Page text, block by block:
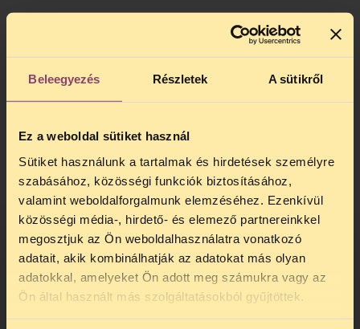
Beleegyezés Részletek A sütikről
Ez a weboldal sütiket használ
Sütiket használunk a tartalmak és hirdetések személyre
szabásához, közösségi funkciók biztosításához,
valamint weboldalforgalmunk elemzéséhez. Ezenkívül
közösségi média-, hirdető- és elemező partnereinkkel
megosztjuk az Ön weboldalhasználatra vonatkozó
adatait, akik kombinálhatják az adatokat más olyan
adatokkal, amelyeket Ön adott meg számukra vagy az
Ön által használt más szolgáltatásokból gyűjtöttek.
A fenti kimerítő és látszólag kielégítő
szabályrendszer ellenére a kormány előtt,
illetve a minisztériumban zajló jogszabály-
előkészítés kevésbé transzparens, mint a
áttekinthető eljárás során
előkészítés folyamatába, hiszen az esetek
jelentős részében a tárca-előkészítés
döntően kihat a törvény végleges
formájára, ugyanakkor a jogalkotásnak ez
a szakasza még kevésbé átpolitizált, több
lehetőség nyílik a szakmai érveken nyugvó
befolyásolásra. A létező tárcalisták
ellenére sem folyik egyeztetés, a
tervezetszövegek megküldése esetleges,
TELEFONOS JOGSEGÉLY
SZÜNET!